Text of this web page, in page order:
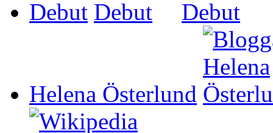
Debut
Helena Österlund